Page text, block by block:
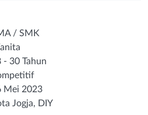
/ SMK
- 30 Tahun
Mei 2023
Jogja, DIY